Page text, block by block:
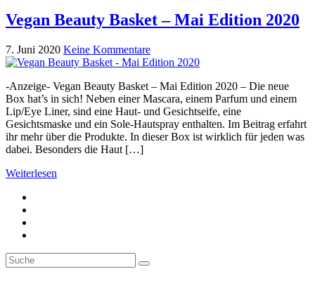
Vegan Beauty Basket – Mai Edition 2020
7. Juni 2020 Keine Kommentare
-Anzeige- Vegan Beauty Basket – Mai Edition 2020 – Die neue
Box hat’s in sich! Neben einer Mascara, einem Parfum und einem
Lip/Eye Liner, sind eine Haut- und Gesichtseife, eine
Gesichtsmaske und ein Sole-Hautspray enthalten. Im Beitrag erfahrt
ihr mehr über die Produkte. In dieser Box ist wirklich für jeden was
dabei. Besonders die Haut […]
Weiterlesen
Suche
nach:
Suche